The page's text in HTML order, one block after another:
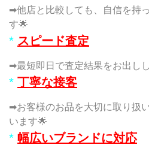
➡他店と比較しても、自信を持
す🌟
* スピード査定
➡最短即日で査定結果をお出し
* 丁寧な接客
➡お客様のお品を大切に取り扱
います🌟
* 幅広いブランドに対応